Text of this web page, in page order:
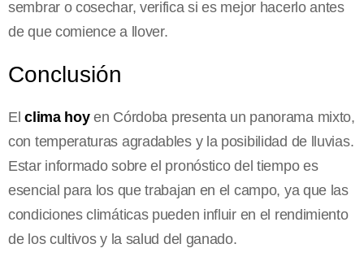
sembrar o cosechar, verifica si es mejor hacerlo antes
de que comience a llover.
Conclusión
Elclima hoyen Córdoba presenta un panorama mixto,
con temperaturas agradables y la posibilidad de lluvias.
Estar informado sobre el pronóstico del tiempo es
esencial para los que trabajan en el campo, ya que las
condiciones climáticas pueden influir en el rendimiento
de los cultivos y la salud del ganado.